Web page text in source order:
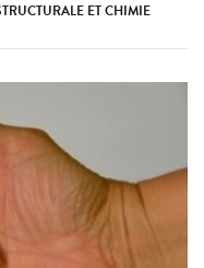
ET CHIMIE